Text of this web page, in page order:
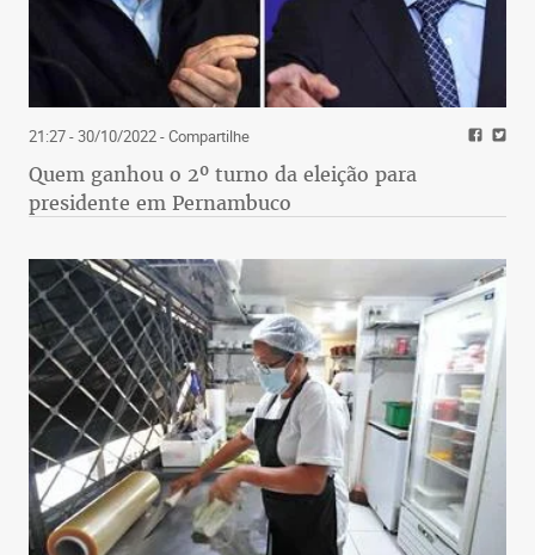
21:27 - 30/10/2022- Compartilhe
Quem ganhou o 2º turno da eleição para
presidente em Pernambuco